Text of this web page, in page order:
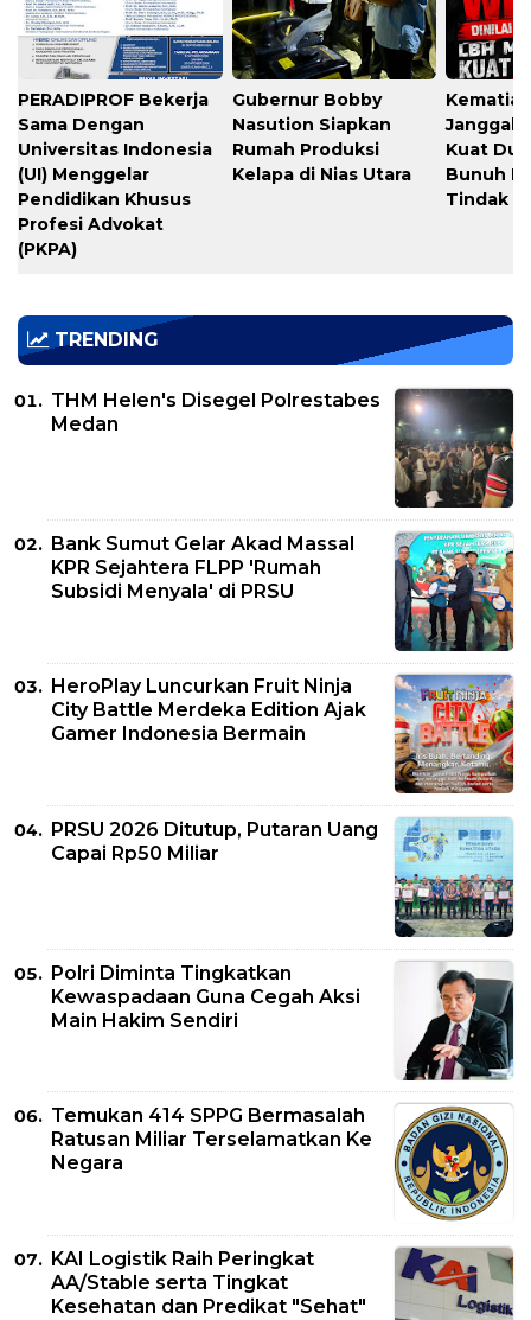
PERADIPROF Bekerja
Sama Dengan
Universitas Indonesia
(UI) Menggelar
Pendidikan Khusus
Profesi Advokat
(PKPA)
Gubernur Bobby
Nasution Siapkan
Rumah Produksi
Kelapa di Nias Utara
Janggal,
Kuat
Bunuh
Tindak
TRENDING
THM Helen's Disegel Polrestabes
Medan
Bank Sumut Gelar Akad Massal
KPR Sejahtera FLPP 'Rumah
Subsidi Menyala' di PRSU
HeroPlay Luncurkan Fruit Ninja
City Battle Merdeka Edition Ajak
Gamer Indonesia Bermain
PRSU 2026 Ditutup, Putaran Uang
Capai Rp50 Miliar
Polri Diminta Tingkatkan
Kewaspadaan Guna Cegah Aksi
Main Hakim Sendiri
Temukan 414 SPPG Bermasalah
Ratusan Miliar Terselamatkan Ke
Negara
KAI Logistik Raih Peringkat
AA/Stable serta Tingkat
Kesehatan dan Predikat "Sehat"